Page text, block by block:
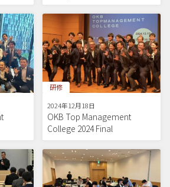
研修
2024年12月18日
OKB Top Management
College 2024 Final